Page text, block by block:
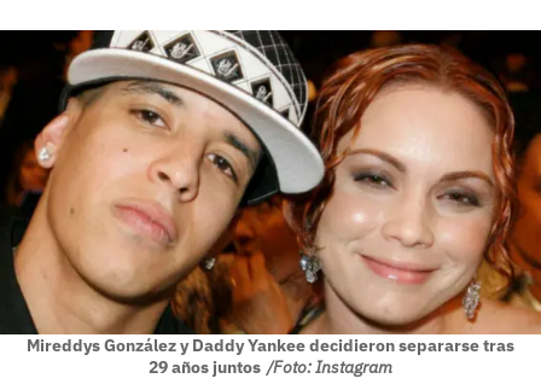
Mireddys González y Daddy Yankee decidieron separarse tras
29 años juntos /Foto: Instagram